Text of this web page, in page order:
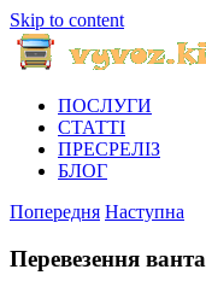
Skip to content
ПОСЛУГИ
СТАТТІ
ПРЕСРЕЛІЗ
БЛОГ
Попередня Наступна
Перевезення